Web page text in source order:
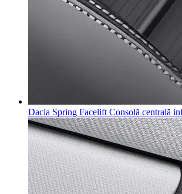
Dacia Spring Facelift Consolă centrală